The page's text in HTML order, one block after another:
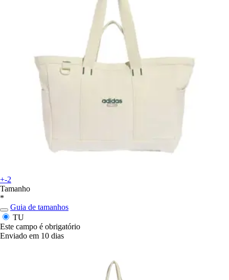
+-2
Tamanho
*
Guia de tamanhos
TU
Este campo é obrigatório
Enviado em 10 dias